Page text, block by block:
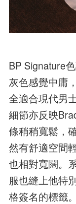
BP Signature
灰色感覺中庸
全適合現代男
細節亦反映
條稍稍寬鬆，
然有舒適空間
也相對寬闊。
服也縫上他特
格簽名的標籤